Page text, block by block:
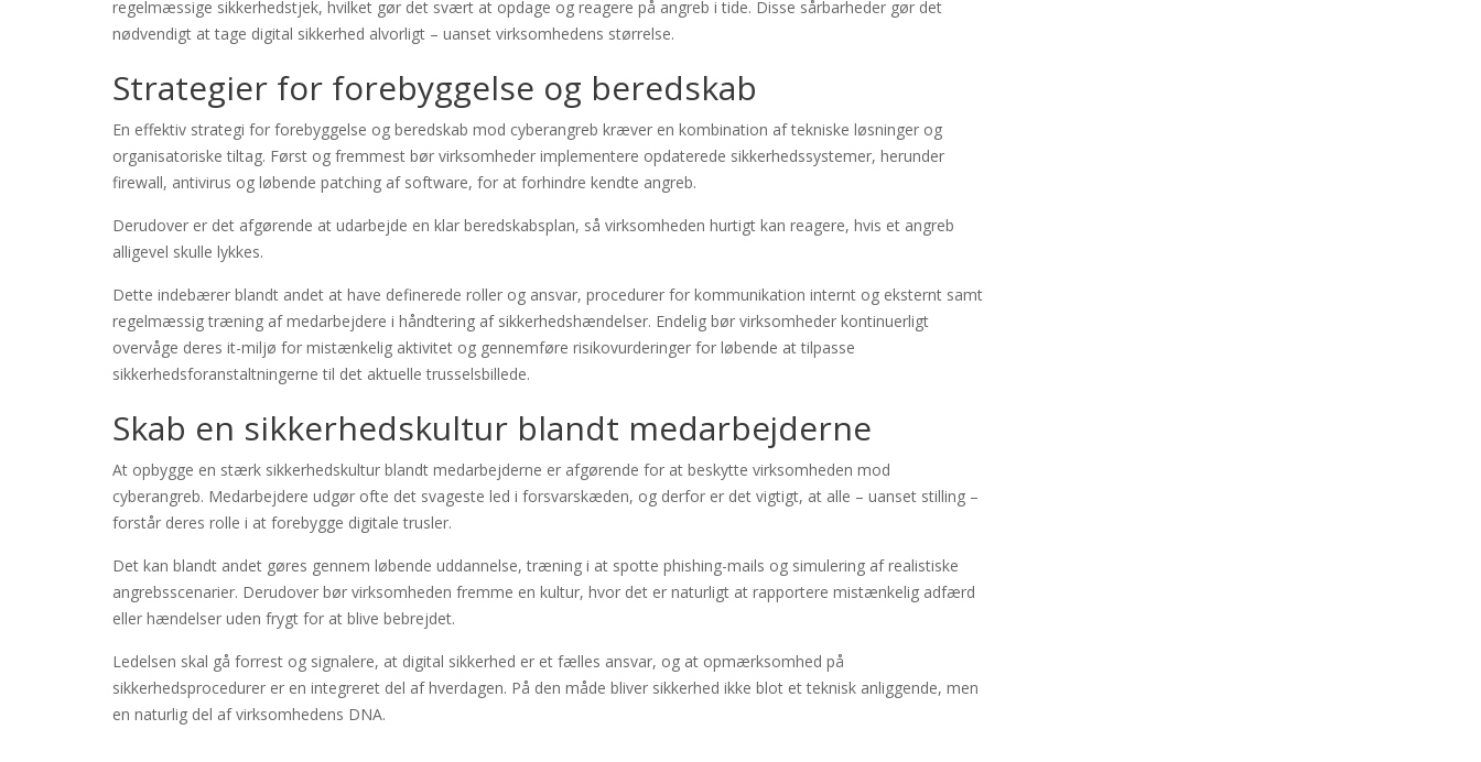
regelmæssige sikkerhedstjek, hvilket gør det svært at opdage og reagere på angreb i tide. Disse sårbarheder gør det
nødvendigt at tage digital sikkerhed alvorligt – uanset virksomhedens størrelse.
Strategier for forebyggelse og beredskab
En effektiv strategi for forebyggelse og beredskab mod cyberangreb kræver en kombination af tekniske løsninger og
organisatoriske tiltag. Først og fremmest bør virksomheder implementere opdaterede sikkerhedssystemer, herunder
firewall, antivirus og løbende patching af software, for at forhindre kendte angreb.
Derudover er det afgørende at udarbejde en klar beredskabsplan, så virksomheden hurtigt kan reagere, hvis et angreb
alligevel skulle lykkes.
Dette indebærer blandt andet at have definerede roller og ansvar, procedurer for kommunikation internt og eksternt samt
regelmæssig træning af medarbejdere i håndtering af sikkerhedshændelser. Endelig bør virksomheder kontinuerligt
overvåge deres it-miljø for mistænkelig aktivitet og gennemføre risikovurderinger for løbende at tilpasse
sikkerhedsforanstaltningerne til det aktuelle trusselsbillede.
Skab en sikkerhedskultur blandt medarbejderne
At opbygge en stærk sikkerhedskultur blandt medarbejderne er afgørende for at beskytte virksomheden mod
cyberangreb. Medarbejdere udgør ofte det svageste led i forsvarskæden, og derfor er det vigtigt, at alle – uanset stilling –
forstår deres rolle i at forebygge digitale trusler.
Det kan blandt andet gøres gennem løbende uddannelse, træning i at spotte phishing-mails og simulering af realistiske
angrebsscenarier. Derudover bør virksomheden fremme en kultur, hvor det er naturligt at rapportere mistænkelig adfærd
eller hændelser uden frygt for at blive bebrejdet.
Ledelsen skal gå forrest og signalere, at digital sikkerhed er et fælles ansvar, og at opmærksomhed på
sikkerhedsprocedurer er en integreret del af hverdagen. På den måde bliver sikkerhed ikke blot et teknisk anliggende, men
en naturlig del af virksomhedens DNA.